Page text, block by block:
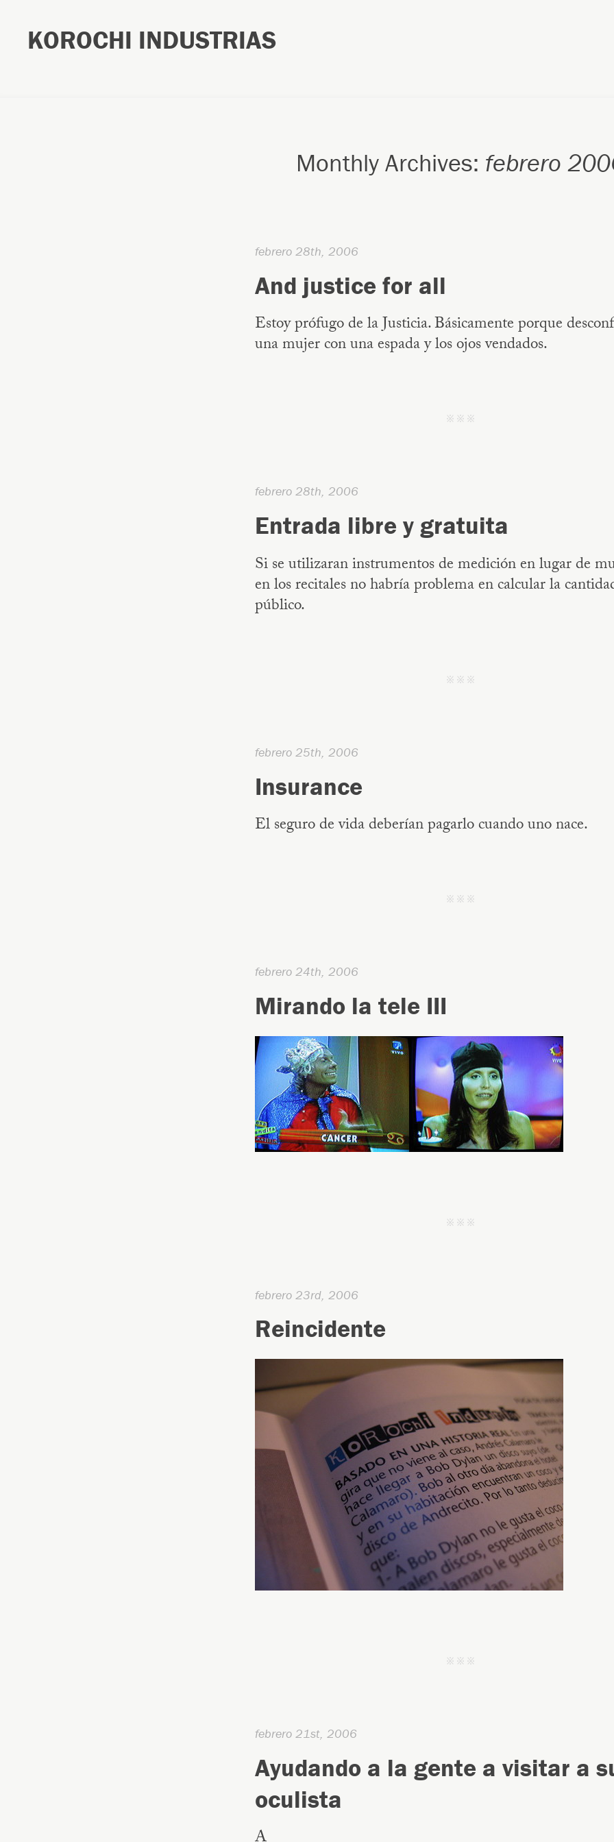
KOROCHI INDUSTRIAS
Monthly Archives: febrero
febrero 28th, 2006
And justice for all
Estoy prófugo de la Justicia. Básicamente porque
una mujer con una espada y los ojos vendados.
j j j
febrero 28th, 2006
Entrada libre y gratuita
Si se utilizaran instrumentos de medición en lugar de
en los recitales no habría problema en calcular la
público.
j j j
febrero 25th, 2006
Insurance
El seguro de vida deberían pagarlo cuando uno nace.
j j j
febrero 24th, 2006
Mirando la tele III
j j j
febrero 23rd, 2006
Reincidente
j j j
febrero 21st, 2006
Ayudando a la gente a visitar a
oculista